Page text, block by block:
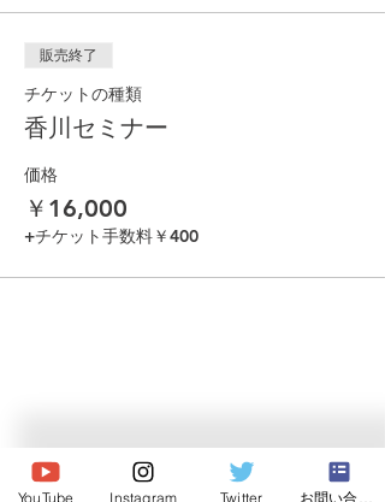
販売終了
チケットの種類
香川セミナー
価格
￥16,000
+チケット手数料￥400
Association.Allright reserved.
YouTube Instagram Twitter